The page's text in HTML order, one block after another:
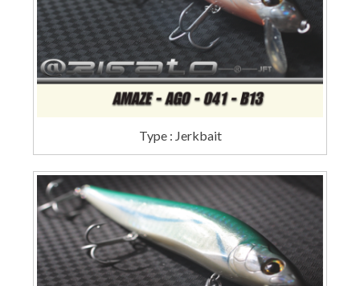
Type : Jerkbait